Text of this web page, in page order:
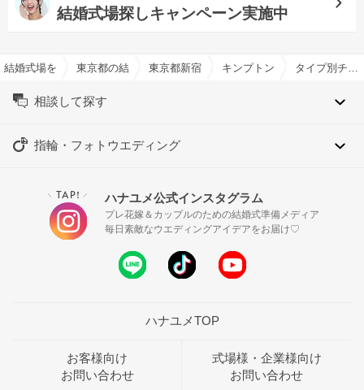
結婚式場探しキャンペーン実施中
結婚式場を探すならハナユメ
東京都の結婚式場一覧東京都新宿区の結婚式場一覧キンプトン新宿東京で結婚式
相談して探す
指輪・フォトウエディング
＼ TAP! ／ ハナユメ公式インスタグラム
プレ花嫁＆カップルのための結婚式準備メディア
毎日素敵なウエディングアイデアをお届け♡
ハナユメTOP
お客様向け
お問い合わせ
式場様・企業様向け
お問い合わせ